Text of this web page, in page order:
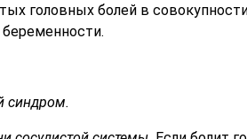
головных болей в
синдром.